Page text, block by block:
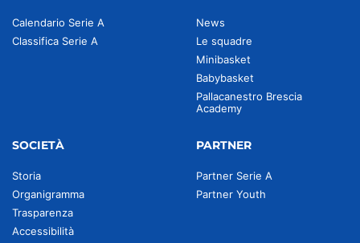
Calendario Serie A
Classifica Serie A
News
Le squadre
Minibasket
Babybasket
Pallacanestro Brescia
Academy
SOCIETÀ
Storia
Organigramma
Trasparenza
Accessibilità
PARTNER
Partner Serie A
Partner Youth